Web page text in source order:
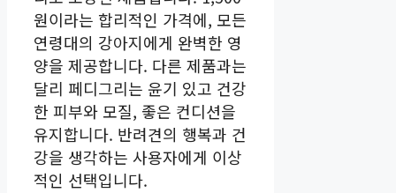
원이라는 합리적인 가격에, 모든
연령대의 강아지에게 완벽한 영
양을 제공합니다. 다른 제품과는
달리 페디그리는 윤기 있고 건강
한 피부와 모질, 좋은 컨디션을
유지합니다. 반려견의 행복과 건
강을 생각하는 사용자에게 이상
적인 선택입니다.